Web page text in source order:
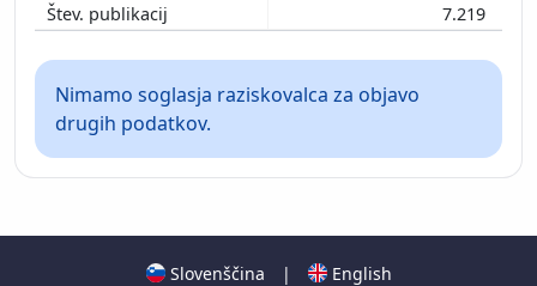
7.219
Nimamo soglasja raziskovalca za objavo
drugih podatkov.
Slovenščina | English